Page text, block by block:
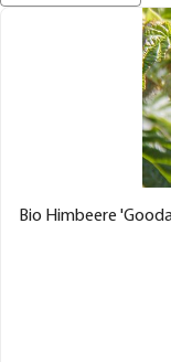
Bio Himbeere